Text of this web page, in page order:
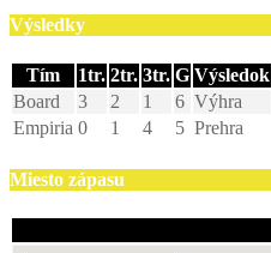
Výsledky
Tím 1tr. 2tr. 3tr. G Výsledok
Board
3 2 1 6 Výhra
Empiria 0 1 4 5 Prehra
Miesto zápasu